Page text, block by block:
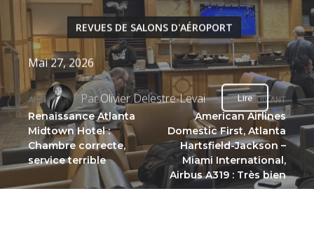
ARTICLE PRÉCÉDENT
Renaissance Atlanta
Midtown Hotel :
Chambre correcte,
service terrible
ARTICLE SUIVANT
American Airlines
Domestic First, Atlanta
Hartsfield-Jackson –
Miami International,
Airbus A319 : Très bien
REVUES DE SALONS D'AÉROPORT
Mai 27, 2026
ParOlivier Delestre-Levai Lire